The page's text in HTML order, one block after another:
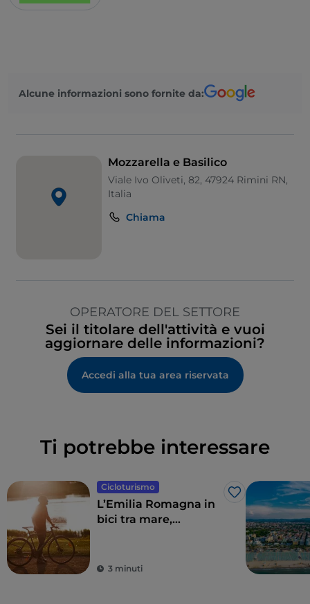
Alcune informazioni sono fornite da:
Mozzarella e Basilico
Viale Ivo Oliveti, 82, 47924 Rimini RN,
Italia
Chiama
OPERATORE DEL SETTORE
Sei il titolare dell'attività e vuoi
aggiornare delle informazioni?
Accedi alla tua area riservata
Ti potrebbe interessare
Cicloturismo
Like
L’Emilia Romagna in
bici tra mare,
3 minuti